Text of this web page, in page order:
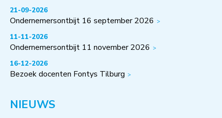
21-09-2026
Ondernemersontbijt 16 september 2026
11-11-2026
Ondernemersontbijt 11 november 2026
16-12-2026
Bezoek docenten Fontys Tilburg
NIEUWS